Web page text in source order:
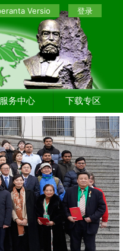
Versio 登录
服务中心 下载专区